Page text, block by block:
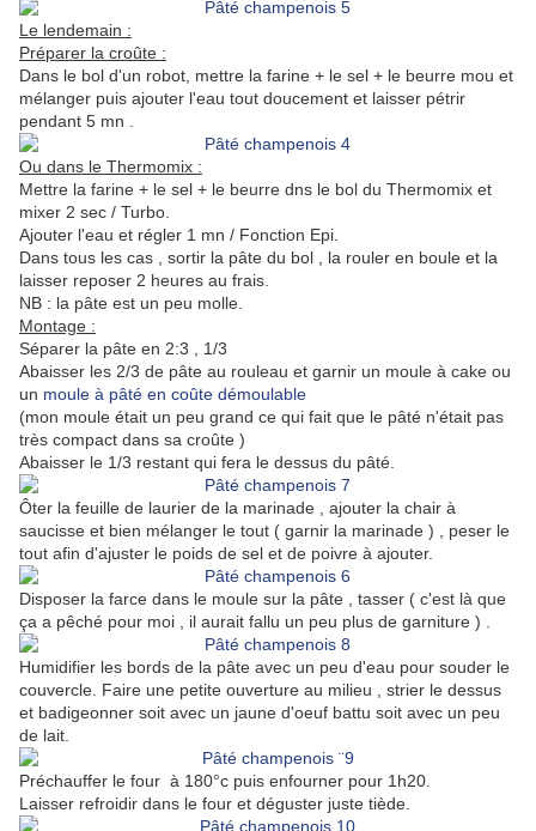
Le lendemain :
Préparer la croûte :
Dans le bol d'un robot, mettre la farine + le sel + le beurre mou et
mélanger puis ajouter l'eau tout doucement et laisser pétrir
pendant 5 mn .
Ou dans le Thermomix :
Mettre la farine + le sel + le beurre dns le bol du Thermomix et
mixer 2 sec / Turbo.
Ajouter l'eau et régler 1 mn / Fonction Epi.
Dans tous les cas , sortir la pâte du bol , la rouler en boule et la
laisser reposer 2 heures au frais.
NB : la pâte est un peu molle.
Montage :
Séparer la pâte en 2:3 , 1/3
Abaisser les 2/3 de pâte au rouleau et garnir un moule à cake ou
un moule à pâté en coûte démoulable
(mon moule était un peu grand ce qui fait que le pâté n'était pas
très compact dans sa croûte )
Abaisser le 1/3 restant qui fera le dessus du pâté.
Ôter la feuille de laurier de la marinade , ajouter la chair à
saucisse et bien mélanger le tout ( garnir la marinade ) , peser le
tout afin d'ajuster le poids de sel et de poivre à ajouter.
Disposer la farce dans le moule sur la pâte , tasser ( c'est là que
ça a pêché pour moi , il aurait fallu un peu plus de garniture ) .
Humidifier les bords de la pâte avec un peu d'eau pour souder le
couvercle. Faire une petite ouverture au milieu , strier le dessus
et badigeonner soit avec un jaune d'oeuf battu soit avec un peu
de lait.
Préchauffer le four à 180°c puis enfourner pour 1h20.
Laisser refroidir dans le four et déguster juste tiède.